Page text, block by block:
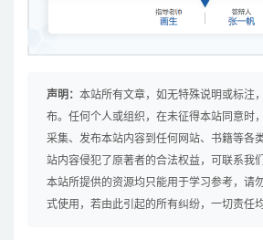
声明： 本站所有文章，如无特殊说明或标注
布。任何个人或组织，在未征得本站同意时
采集、发布本站内容到任何网站、书籍等各
站内容侵犯了原著者的合法权益，可联系我
本站所提供的资源均只能用于学习参考，请
式使用，若由此引起的所有纠纷，一切责任